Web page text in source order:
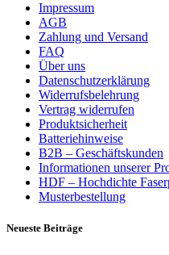
Impressum
AGB
Zahlung und Versand
FAQ
Über uns
Datenschutzerklärung
Widerrufsbelehrung
Vertrag widerrufen
Produktsicherheit
Batteriehinweise
B2B – Geschäftskunden
Informationen unserer
HDF – Hochdichte
Musterbestellung
Neueste Beiträge